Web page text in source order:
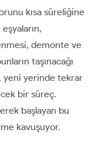
kısa süreliğine
demonte ve
taşınacağı
yeni yerinde tekrar
bir süreç.
başlayan bu
kavuşuyor.